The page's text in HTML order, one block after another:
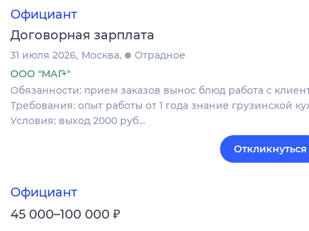
Официант
Договорная зарплата
31 июля 2026 Москва
Отрадное
ООО "МАГ+"
Обязанности: прием заказов вынос блюд работа с
Требования: опыт работы от 1 года знание грузинской
Условия: выход 2000 руб…
Откликнуться
Официант
45 000–100 000 ₽